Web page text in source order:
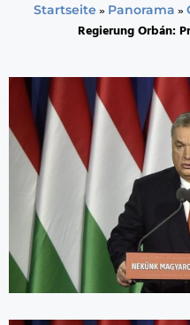
Startseite » Panorama »
Regierung Orbán: